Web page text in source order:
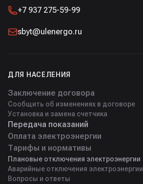
+7 937 275-59-99
sbyt@ulenergo.ru
ДЛЯ НАСЕЛЕНИЯ
Заключение договора
Сообщить об изменениях в договоре
Установка и замена счетчика
Передача показаний
Оплата электроэнергии
Тарифы и нормативы
Плановые отключения электроэнергии
Аварийные отключения электроэнергии
Вопросы и ответы